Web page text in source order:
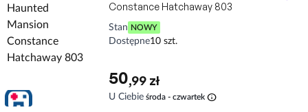
Constance Hatchaway 803
Stan NOWY
Dostępne10 szt.
50,99 zł
U Ciebie środa - czwartek info